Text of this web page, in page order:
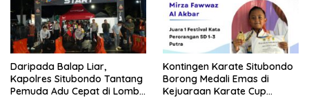
Daripada Balap Liar,
Kapolres Situbondo Tantang
Pemuda Adu Cepat di Lomba
Kontingen Karate Situbondo
Borong Medali Emas di
Kejuaraan Karate Cup